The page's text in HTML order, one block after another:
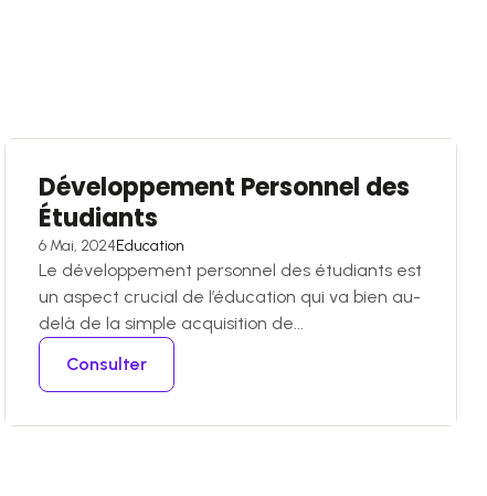
Développement Personnel des
Étudiants
6 Mai, 2024Education
Le développement personnel des étudiants est
un aspect crucial de l’éducation qui va bien au-
delà de la simple acquisition de...
Consulter